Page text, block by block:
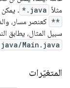
مثلاً *.java . يمكن
** كعنصر مسار،
سبيل المثال، يطابق
java/Main.java
المتغيّرات